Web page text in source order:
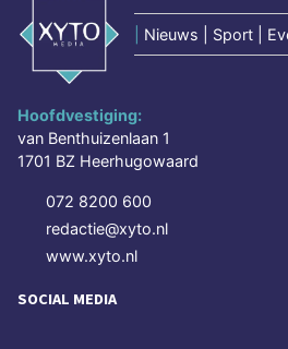
Nieuws | Sport |
Hoofdvestiging:
van Benthuizenlaan 1
1701 BZ Heerhugowaard
072 8200 600
redactie@xyto.nl
www.xyto.nl
SOCIAL MEDIA